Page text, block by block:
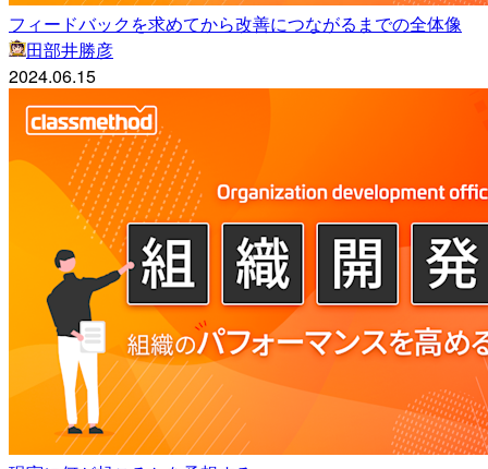
フィードバックを求めてから改善につながるまでの全体像
田部井勝彦
2024.06.15